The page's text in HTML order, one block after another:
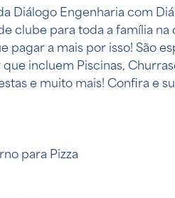
Diálogo Engenharia com
clube para toda a família
pagar a mais por isso! São
incluem Piscinas,
e muito mais! Confira e
para Pizza